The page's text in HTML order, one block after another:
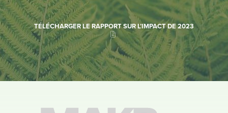
TÉLÉCHARGER LE RAPPORT SUR L’IMPACT DE 2023